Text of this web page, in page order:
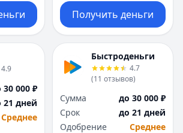
Получить деньги
4.9
30 000 ₽
21 дней
Среднее
Быстроденьги
4.7
(11 отзывов)
Сумма
до 30 000 ₽
Срок
до 21 дней
Одобрение
Среднее